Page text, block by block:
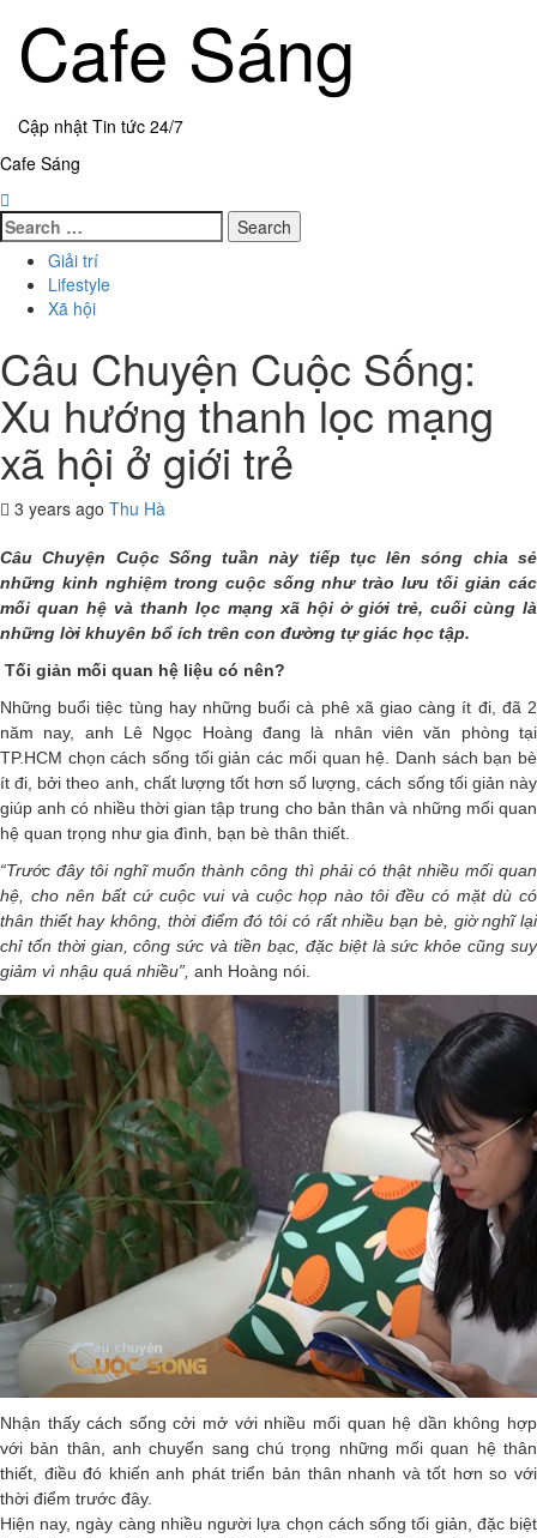
contentCafe Sáng
Cập nhật Tin tức 24/7
Primary
Cafe Sáng
Search
for:
Giải trí
Lifestyle
Xã hội
Câu Chuyện Cuộc Sống:
Xu hướng thanh lọc mạng
xã hội ở giới trẻ
3 years ago Thu Hà
Câu Chuyện Cuộc Sống tuần này tiếp tục lên sóng chia sẻ
những kinh nghiệm trong cuộc sống như trào lưu tối giản các
mối quan hệ và thanh lọc mạng xã hội ở giới trẻ, cuối cùng là
những lời khuyên bổ ích trên con đường tự giác học tập.
Tối giản mối quan hệ liệu có nên?
Những buổi tiệc tùng hay những buổi cà phê xã giao càng ít đi, đã 2
năm nay, anh Lê Ngọc Hoàng đang là nhân viên văn phòng tại
TP.HCM chọn cách sống tối giản các mối quan hệ. Danh sách bạn bè
ít đi, bởi theo anh, chất lượng tốt hơn số lượng, cách sống tối giản này
giúp anh có nhiều thời gian tập trung cho bản thân và những mối quan
hệ quan trọng như gia đình, bạn bè thân thiết.
“Trước đây tôi nghĩ muốn thành công thì phải có thật nhiều mối quan
hệ, cho nên bất cứ cuộc vui và cuộc họp nào tôi đều có mặt dù có
thân thiết hay không, thời điểm đó tôi có rất nhiều bạn bè, giờ nghĩ lại
chỉ tốn thời gian, công sức và tiền bạc, đặc biệt là sức khỏe cũng suy
giảm vì nhậu quá nhiều”, anh Hoàng nói.
Nhận thấy cách sống cởi mở với nhiều mối quan hệ dần không hợp
với bản thân, anh chuyển sang chú trọng những mối quan hệ thân
thiết, điều đó khiến anh phát triển bản thân nhanh và tốt hơn so với
thời điểm trước đây.
Hiện nay, ngày càng nhiều người lựa chọn cách sống tối giản, đặc biệt